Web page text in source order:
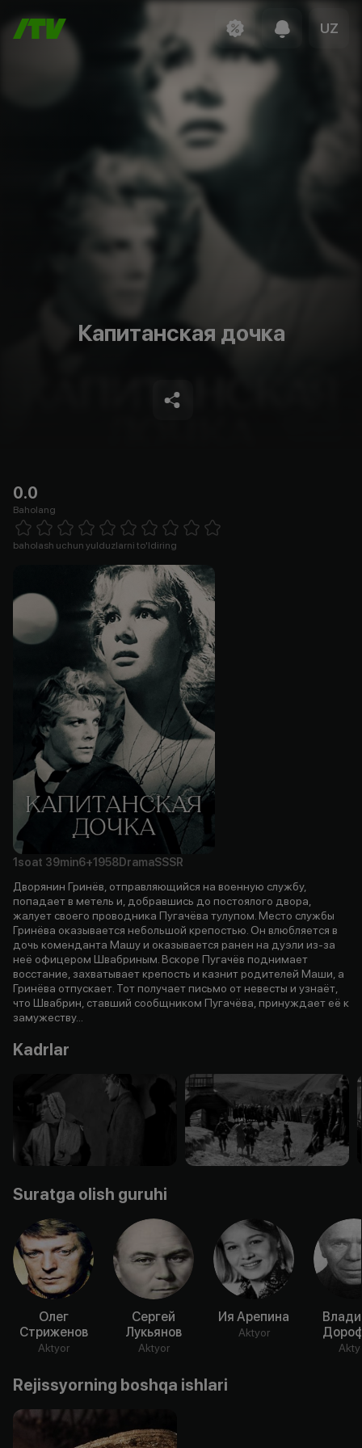
UZ
Капитанская дочка
0.0
Baholang
1 Star 2 Stars 3 Stars 4 Stars5 Stars 6 Stars7 Stars8 Stars
baholash uchun yulduzlarni to'ldiring
1soat 39min6+1958DramaSSSR
Дворянин Гринёв, отправляющийся на военную службу,
попадает в метель и, добравшись до постоялого двора,
жалует своего проводника Пугачёва тулупом. Место службы
Гринёва оказывается небольшой крепостью. Он влюбляется в
дочь коменданта Машу и оказывается ранен на дуэли из-за
неё офицером Швабриным. Вскоре Пугачёв поднимает
восстание, захватывает крепость и казнит родителей Маши, а
Гринёва отпускает. Тот получает письмо от невесты и узнаёт,
что Швабрин, ставший сообщником Пугачёва, принуждает её к
замужеству...
Kadrlar
Suratga olish guruhi
Олег
Стриженов
Aktyor
Сергей
Лукьянов
Aktyor
Ия Арепина
Aktyor
Rejissyorning boshqa ishlari